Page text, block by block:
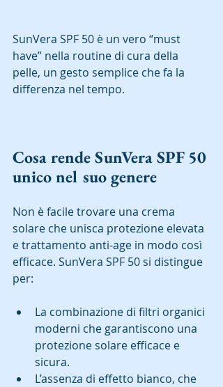
SunVera SPF 50 è un vero “must
have” nella routine di cura della
pelle, un gesto semplice che fa la
differenza nel tempo.
Cosa rende SunVera SPF 50
unico nel suo genere
Non è facile trovare una crema
solare che unisca protezione elevata
e trattamento anti-age in modo così
efficace. SunVera SPF 50 si distingue
per:
La combinazione di filtri organici
moderni che garantiscono una
protezione solare efficace e
sicura.
L’assenza di effetto bianco, che